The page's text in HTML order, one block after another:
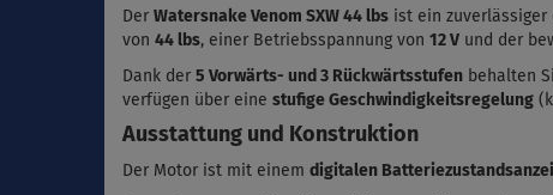
Der Watersnake Venom SXW 44 lbs ist ein
von 44 lbs, einer Betriebsspannung von 12 V und der
Dank der 5 Vorwärts- und 3 Rückwärtsstufen behalten
verfügen über eine stufige Geschwindigkeitsregelung
Ausstattung und Konstruktion
Der Motor ist mit einem digitalen